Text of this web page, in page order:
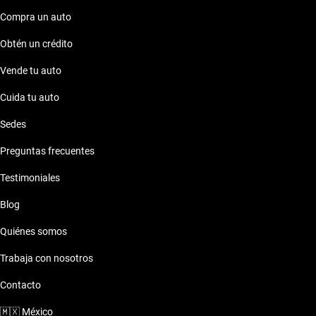
Compra un auto
Obtén un crédito
Vende tu auto
Cuida tu auto
Sedes
Preguntas frecuentes
Testimoniales
Blog
Quiénes somos
Trabaja con nosotros
Contacto
🇲🇽 México